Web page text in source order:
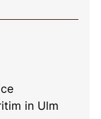
in Ulm